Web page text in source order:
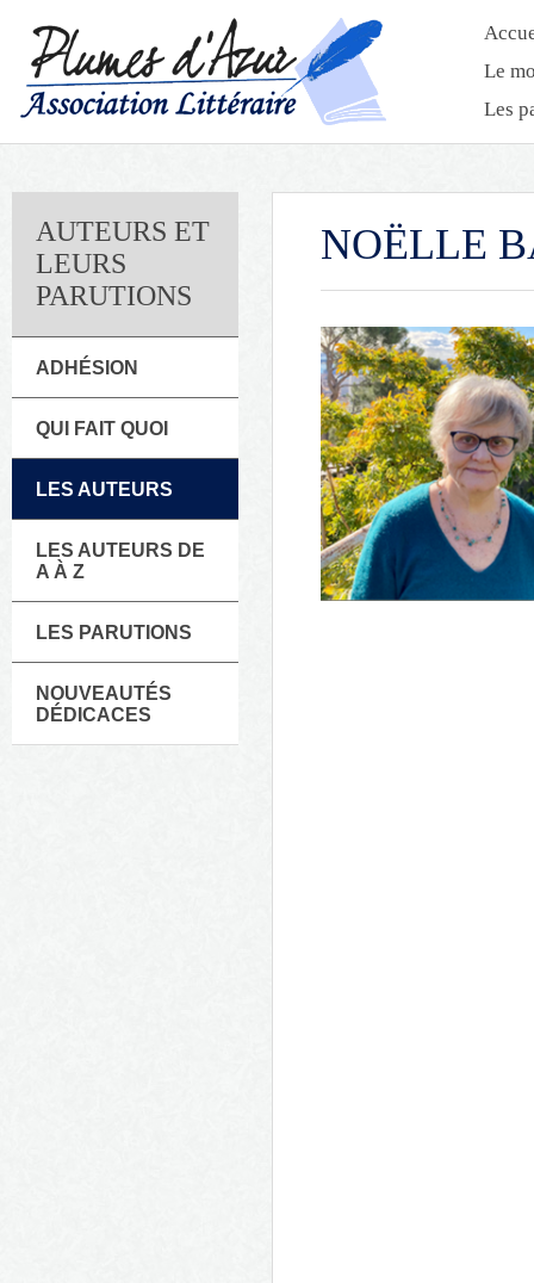
Le
Les
AUTEURS ET
LEURS
PARUTIONS
ADHÉSION
QUI FAIT QUOI
LES AUTEURS
LES AUTEURS DE
A À Z
LES PARUTIONS
NOUVEAUTÉS
DÉDICACES
NOËLLE